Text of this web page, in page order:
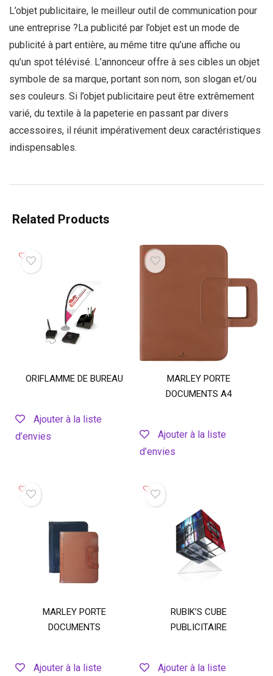
L’objet publicitaire, le meilleur outil de communication pour
une entreprise ?La publicité par l’objet est un mode de
publicité à part entière, au même titre qu’une affiche ou
qu’un spot télévisé. L’annonceur offre à ses cibles un objet
symbole de sa marque, portant son nom, son slogan et/ou
ses couleurs. Si l’objet publicitaire peut être extrêmement
varié, du textile à la papeterie en passant par divers
accessoires, il réunit impérativement deux caractéristiques
indispensables.
Related Products
ORIFLAMME DE BUREAU
Ajouter à la liste
d’envies
MARLEY PORTE
DOCUMENTS A4
Ajouter à la liste
d’envies
MARLEY PORTE
DOCUMENTS
Ajouter à la liste
RUBIK’S CUBE
PUBLICITAIRE
Ajouter à la liste